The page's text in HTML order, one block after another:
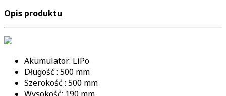
Opis produktu
Akumulator: LiPo
Długość : 500 mm
Szerokość : 500 mm
Wysokość: 190 mm